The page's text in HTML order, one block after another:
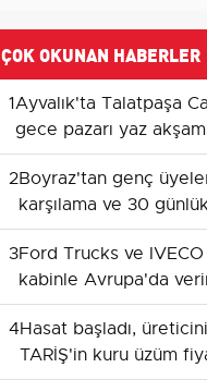
ÇOK OKUNAN HABERLER
1Ayvalık'ta Talatpaşa
gece pazarı yaz
katıyor
2Boyraz'tan genç
karşılama ve 30
3Ford Trucks ve
kabinle Avrupa'da
başlatıyor
4Hasat başladı,
TARİŞ'in kuru üzüm